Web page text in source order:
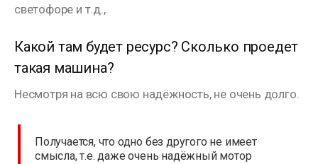
светофоре и т.д.,
Какой там будет ресурс? Сколько проедет
такая машина?
Несмотря на всю свою надёжность, не очень долго.
Получается, что одно без другого не имеет
смысла, т.е. даже очень надёжный мотор